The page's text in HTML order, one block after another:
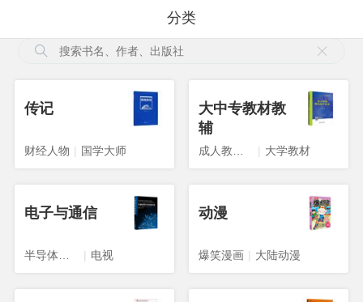
分类
传记
财经人物 | 国学大师
大中专教材教
辅
| 大学教材
电子与通信
| 电视
动漫
爆笑漫画 | 大陆动漫